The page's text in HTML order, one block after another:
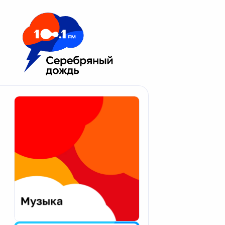
Москва 100.1 FM
Апатиты
Екатеринбург
Калининград
Калуга